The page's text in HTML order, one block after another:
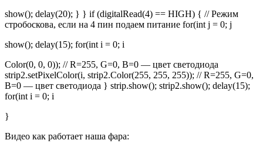
show(); delay(20); } } if (digitalRead(4) == HIGH) { // Режим
стробоскова, если на 4 пин подаем питание for(int j = 0; j
show(); delay(15); for(int i = 0; i
Color(0, 0, 0)); // R=255, G=0, B=0 — цвет светодиода
strip2.setPixelColor(i, strip2.Color(255, 255, 255)); // R=255, G=0,
B=0 — цвет светодиода } strip.show(); strip2.show(); delay(15);
for(int i = 0; i
}
Видео как работает наша фара: